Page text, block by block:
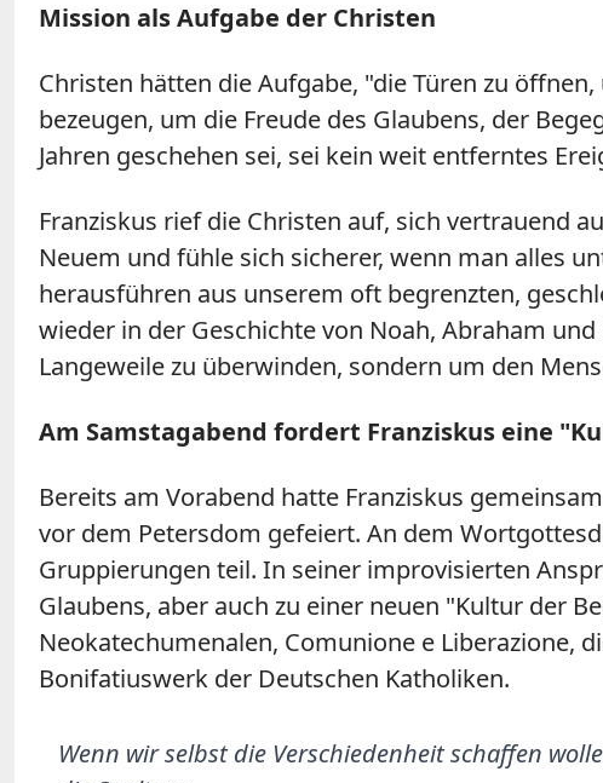
Mission als Aufgabe der Christen
Christen hätten die Aufgabe, "die Türen zu
bezeugen, um die Freude des Glaubens, der
Jahren geschehen sei, sei kein weit entferntes
Franziskus rief die Christen auf, sich vertrauend
Neuem und fühle sich sicherer, wenn man alles
herausführen aus unserem oft begrenzten,
wieder in der Geschichte von Noah, Abraham
Langeweile zu überwinden, sondern um den
Am Samstagabend fordert Franziskus eine
Bereits am Vorabend hatte Franziskus
vor dem Petersdom gefeiert. An dem
Gruppierungen teil. In seiner improvisierten
Glaubens, aber auch zu einer neuen "Kultur der
Neokatechumenalen, Comunione e Liberazione,
Bonifatiuswerk der Deutschen Katholiken.
Wenn wir selbst die Verschiedenheit schaffen